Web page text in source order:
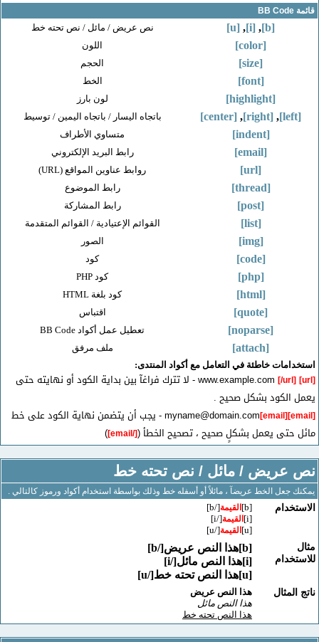
,
[u] نص عريض / مائل / نص تحته خط
لون بارز
,
[right]
,
[center] باتجاه اليسار / باتجاه اليمين / توسيط
متساوي الأطراف
رابط البريد الإلكتروني
روابط عناوين المواقع (URL)
رابط الموضوع
رابط المشاركة
القوائم الإعتيادية / القوائم المتقدمة
كود بلغة HTML
اقتباس
تعطيل عمل أكواد BB Code
ملف مرفق
خاطئة في التعامل مع أكواد المنتدى:
[/
- لا تترك فراغآ بين بداية الكود أو نهايته حتى
بشكل صحيح .
myname@domain.com[email]
- يجب أن يتضمن نهاية الكود على خط
يعمل بشكلٍ صحيح ، تصحيح الخطأ ( [/email]
)
/ مائل / نص تحته خط
جعل الخط عريضآ ، مائلاً أو أسفله خط وذلك بواسطة استخدام أكواد ورموز كالتالي .
[b] القيمة[/b]
القيمة[/i]
القيمة[/u]
[i]هذا النص مائل[/i]
هذا النص عريض
هذا النص مائل
هذا النص تحته خط